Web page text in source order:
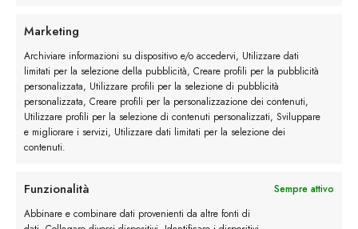
Marketing
Archiviare informazioni su dispositivo e/o accedervi, Utilizzare dati
limitati per la selezione della pubblicità, Creare profili per la pubblicità
personalizzata, Utilizzare profili per la selezione di pubblicità
personalizzata, Creare profili per la personalizzazione dei contenuti,
Utilizzare profili per la selezione di contenuti personalizzati, Sviluppare
e migliorare i servizi, Utilizzare dati limitati per la selezione dei
contenuti.
Funzionalità
Sempre attivo
Abbinare e combinare dati provenienti da altre fonti di
Servizio Clienti